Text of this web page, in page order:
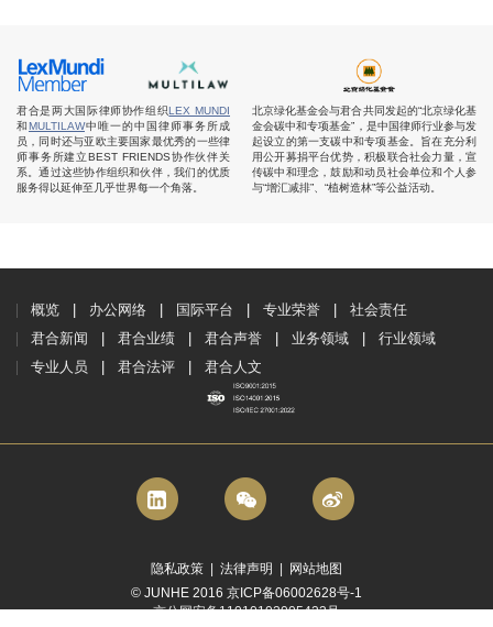
君合是两大国际律师协作组织LEX MUNDI
和MULTILAW中唯一的中国律师事务所成
员，同时还与亚欧主要国家最优秀的一些律
师事务所建立BEST FRIENDS协作伙伴关
系。通过这些协作组织和伙伴，我们的优质
服务得以延伸至几乎世界每一个角落。
北京绿化基金会与君合共同发起的“北京绿化基
金会碳中和专项基金”，是中国律师行业参与发
起设立的第一支碳中和专项基金。旨在充分利
用公开募捐平台优势，积极联合社会力量，宣
传碳中和理念，鼓励和动员社会单位和个人参
与“增汇减排”、“植树造林”等公益活动。
概览 办公网络 国际平台 专业荣誉
社会责任
君合新闻
君合业绩 君合声誉 业务领域
行业领域
专业人员
君合法评 君合人文
隐私政策 法律声明
网站地图
© JUNHE 2016 京ICP备06002628号-1
京公网安备11010102005423号